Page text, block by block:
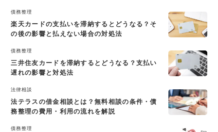
債務整理
楽天カードの支払いを滞納するとどうなる？そ
の後の影響と払えない場合の対処法
債務整理
三井住友カードを滞納するとどうなる？支払い
遅れの影響と対処法
法律相談
法テラスの借金相談とは？無料相談の条件・債
務整理の費用・利用の流れを解説
債務整理